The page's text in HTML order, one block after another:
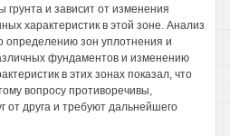
и зависит от изменения
характеристик в этой зоне. Анализ
определению зон уплотнения и
фундаментов и изменению
в этих зонах показал, что
вопросу противоречивы,
от друга и требуют дальнейшего